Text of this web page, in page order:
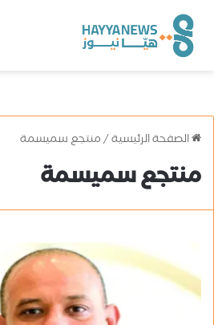
الصفحة الرئيسية/منتجع سميسمة
منتجع سميسمة